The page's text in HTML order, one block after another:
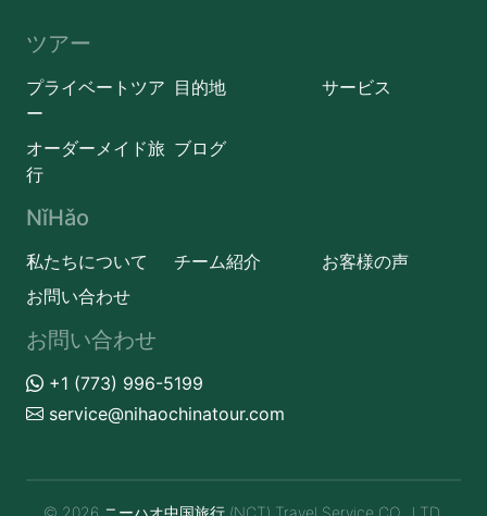
ツアー
プライベートツア
ー
目的地 サービス
オーダーメイド旅
行
ブログ
NǐHǎo
私たちについて チーム紹介
お客様の声
お問い合わせ
お問い合わせ
+1 (773) 996-5199
service@nihaochinatour.com
© 2026 ニーハオ中国旅行 (NCT) Travel Service CO., LTD.